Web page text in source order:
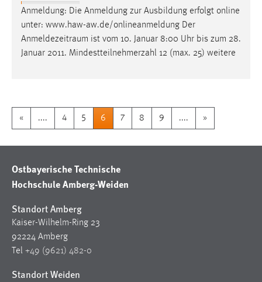
Anmeldung: Die Anmeldung zur Ausbildung erfolgt online
unter: www.haw-aw.de/onlineanmeldung Der
Anmeldezeitraum ist vom 10. Januar 8:00 Uhr bis zum 28.
Januar 2011. Mindestteilnehmerzahl 12 (max. 25) weitere
« .... 4 5 6 7 8 9 .... »
Ostbayerische Technische
Hochschule Amberg-Weiden
Standort Amberg
Kaiser-Wilhelm-Ring 23
92224 Amberg
Tel +49 (9621) 482-0
Standort Weiden